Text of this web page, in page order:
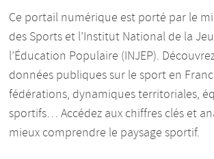
Ce portail numérique est porté par le
des Sports et l’Institut National de la
l’Éducation Populaire (INJEP).
données publiques sur le sport en
fédérations, dynamiques territoriales,
sportifs… Accédez aux chiffres clés et
mieux comprendre le paysage sportif.